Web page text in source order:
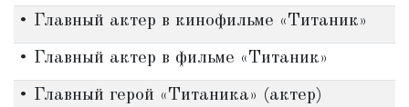
• Главный актер в кинофильме «Титаник»
• Главный актер в фильме «Титаник»
• Главный герой «Титаника» (актер)